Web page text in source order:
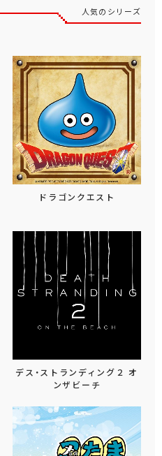
人気のシリーズ
ドラゴンクエスト
デス・ストランディング２ オ
ンザビーチ